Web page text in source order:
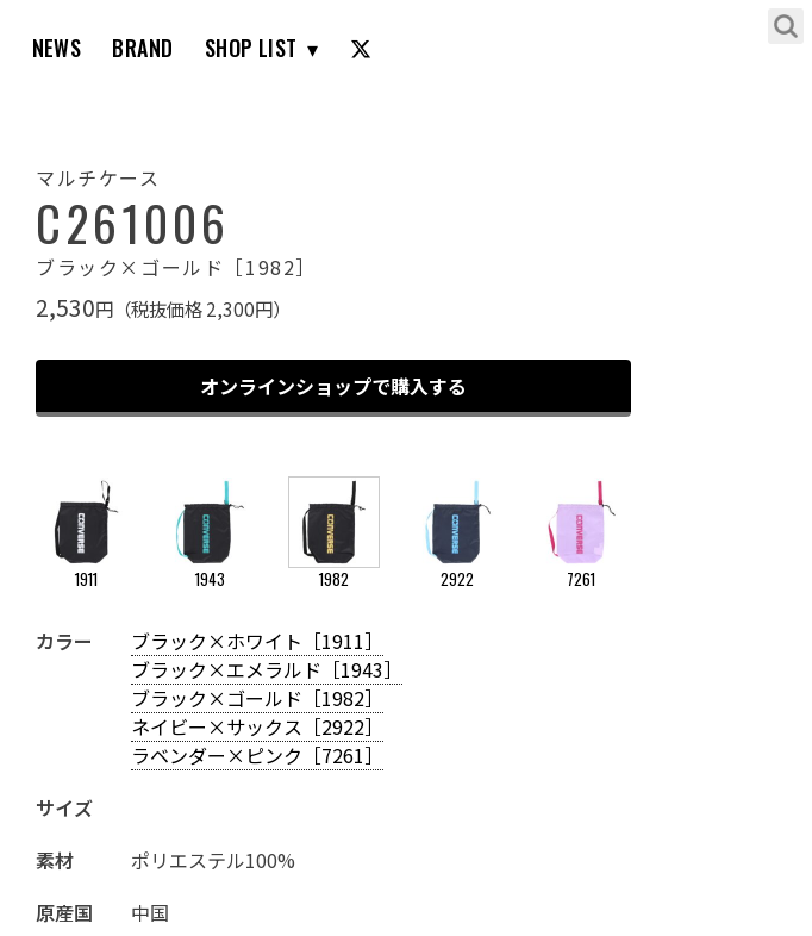
NEWS BRAND SHOP LIST
ブラック×ゴールド［1982］
マルチケース
C261006
ブラック×ゴールド［1982］
2,530円（税抜価格 2,300円）
オンラインショップで購入する
1911 1943 1982 2922 7261
カラー
ブラック×ホワイト［1911］
ブラック×エメラルド［1943］
ブラック×ゴールド［1982］
ネイビー×サックス［2922］
ラベンダー×ピンク［7261］
サイズ
素材
ポリエステル100%
原産国
中国